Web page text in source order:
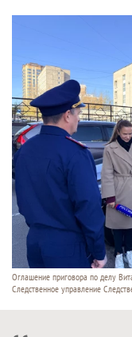
Оглашение приговора по делу
Следственное управление